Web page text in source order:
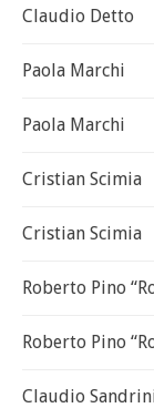
Claudio Detto
Paola Marchi
Paola Marchi
Cristian Scimia
Cristian Scimia
Roberto Pino
Roberto Pino
Claudio